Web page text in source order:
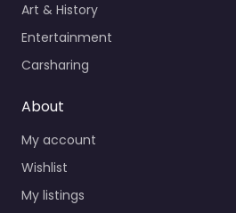
Art & History
Entertainment
Carsharing
About
My account
Wishlist
My listings